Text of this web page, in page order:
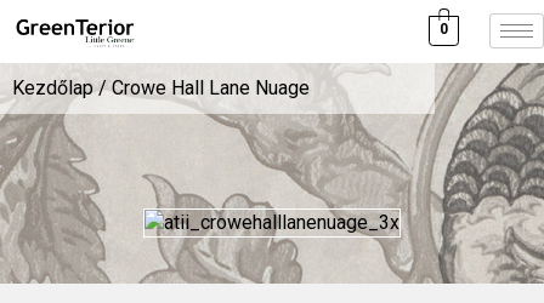
0
Kezdőlap/ Crowe Hall Lane Nuage